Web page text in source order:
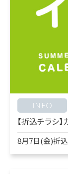
INFO
【折込チラシ
8月7日(金)折込